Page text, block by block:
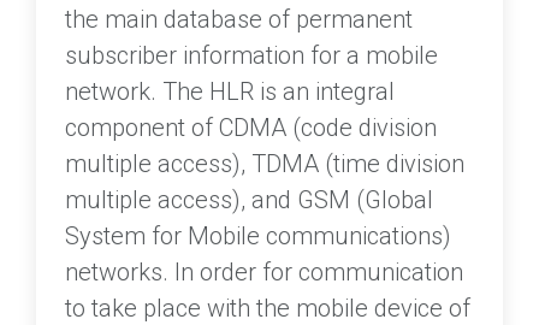
the main database of permanent
subscriber information for a mobile
network. The HLR is an integral
component of CDMA (code division
multiple access), TDMA (time division
multiple access), and GSM (Global
System for Mobile communications)
networks. In order for communication
to take place with the mobile device of